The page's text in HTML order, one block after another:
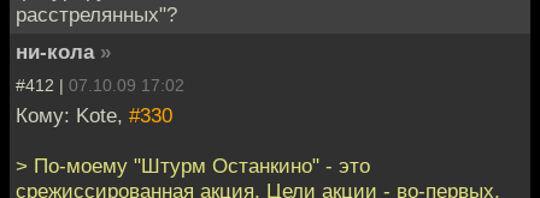
расстрелянных"?
ни-кола »
#412 | 07.10.09 17:02
Кому: Kote, #330
> По-моему "Штурм Останкино" - это
срежиссированная акция. Цели акции - во-первых,